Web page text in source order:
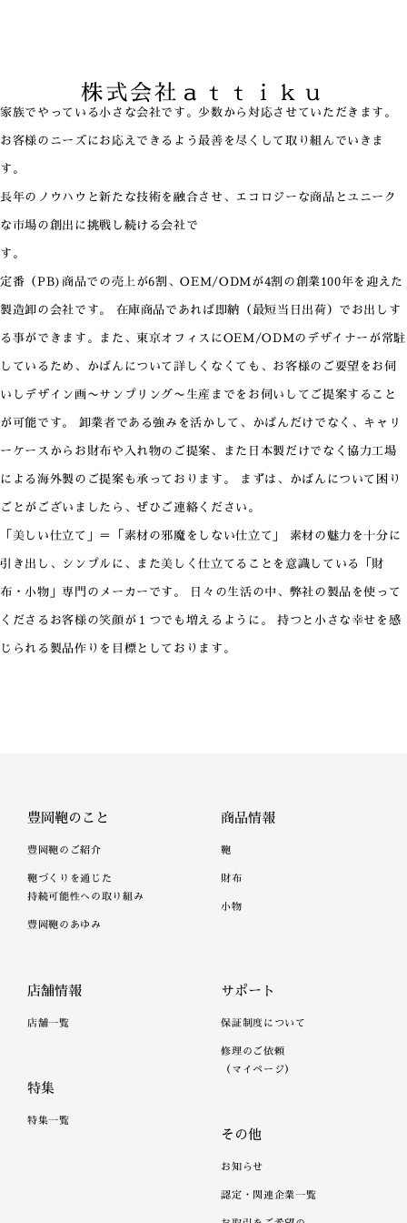
株式会社ａｔｔｉｋｕ
家族でやっている小さな会社です。少数から対応させていただきます。
お客様のニーズにお応えできるよう最善を尽くして取り組んでいきま
す。
長年のノウハウと新たな技術を融合させ、エコロジーな商品とユニーク
な市場の創出に挑戦し続ける会社で
す。
定番（PB)商品での売上が6割、OEM/ODMが4割の創業100年を迎えた
製造卸の会社です。 在庫商品であれば即納（最短当日出荷）でお出しす
る事ができます。また、東京オフィスにOEM/ODMのデザイナーが常駐
しているため、かばんについて詳しくなくても、お客様のご要望をお伺
いしデザイン画〜サンプリング〜生産までをお伺いしてご提案すること
が可能です。 卸業者である強みを活かして、かばんだけでなく、キャリ
ーケースからお財布や入れ物のご提案、また日本製だけでなく協力工場
による海外製のご提案も承っております。 まずは、かばんについて困り
ごとがございましたら、ぜひご連絡ください。
「美しい仕立て」＝「素材の邪魔をしない仕立て」 素材の魅力を十分に
引き出し、シンプルに、また美しく仕立てることを意識している「財
布・小物」専門のメーカーです。 日々の生活の中、弊社の製品を使って
くださるお客様の笑顔が１つでも増えるように。 持つと小さな幸せを感
じられる製品作りを目標としております。
豊岡鞄のこと
豊岡鞄のご紹介
鞄づくりを通じた
持続可能性への取り組み
豊岡鞄のあゆみ
商品情報
鞄
財布
小物
店舗情報
店舗一覧
特集
特集一覧
サポート
保証制度について
修理のご依頼
（マイページ）
その他
お知らせ
認定・関連企業一覧